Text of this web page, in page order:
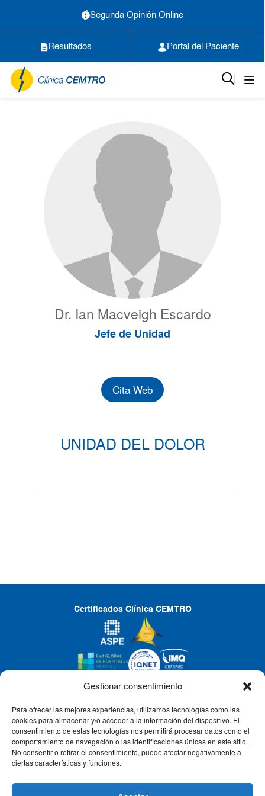
Gestionar consentimiento
Para ofrecer las mejores experiencias, utilizamos tecnologías como las
cookies para almacenar y/o acceder a la información del dispositivo. El
consentimiento de estas tecnologías nos permitirá procesar datos como el
comportamiento de navegación o las identificaciones únicas en este sitio.
No consentir o retirar el consentimiento, puede afectar negativamente a
ciertas características y funciones.
Segunda Opinión Online
Resultados Portal del Paciente
Dr. Ian Macveigh Escardo
Jefe de Unidad
Cita Web
UNIDAD DEL DOLOR
Certificados Clínica CEMTRO
CLÍNICA CEMTRO
QUIÉNES SOMOS